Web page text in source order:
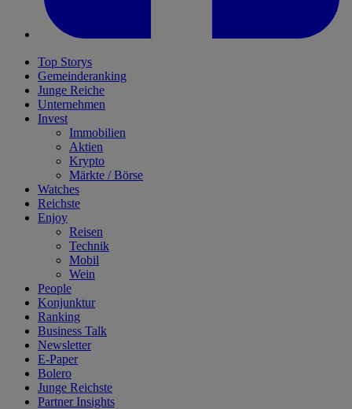
Top Storys
Gemeinderanking
Junge Reiche
Unternehmen
Invest
Immobilien
Aktien
Krypto
Märkte / Börse
Watches
Reichste
Enjoy
Reisen
Technik
Mobil
Wein
People
Konjunktur
Ranking
Business Talk
Newsletter
E-Paper
Bolero
Junge Reichste
Partner Insights